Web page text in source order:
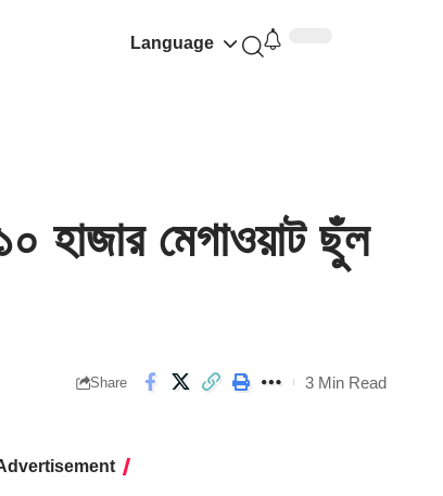
Language
হাজার মেগাওয়াট ছুঁল
Share 3 Min Read